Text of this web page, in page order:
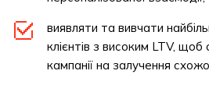
виявляти та вивчати
клієнтів з високим LTV, щоб
кампанії на залучення